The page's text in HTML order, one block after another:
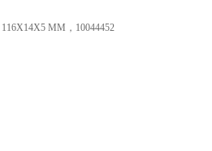
MM ， 10044452